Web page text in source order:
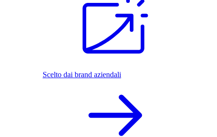
Scelto dai brand aziendali